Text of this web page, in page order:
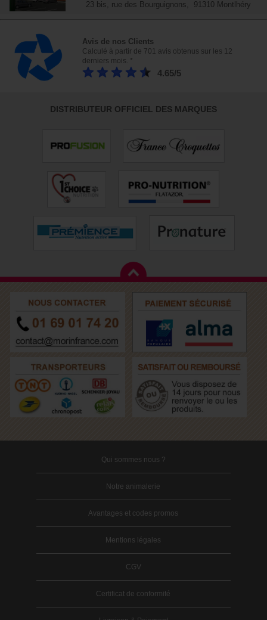
23 bis, rue des Bourguignons, 91310 Montlhéry
Avis de nos Clients
Calculé à partir de 701 avis obtenus sur les 12
derniers mois. *
4.65/5
DISTRIBUTEUR OFFICIEL DES MARQUES
Qui sommes nous ?
Notre animalerie
Avantages et codes promos
Mentions légales
CGV
Certificat de conformité